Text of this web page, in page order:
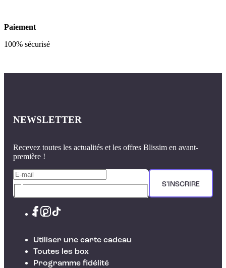
Paiement
100% sécurisé
NEWSLETTER
Recevez toutes les actualités et les offres Blissim en avant-
première !
S'INSCRIRE
Utiliser une carte cadeau
Toutes les box
Programme fidélité